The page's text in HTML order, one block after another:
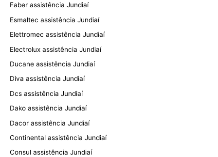
Faber assistência Jundiaí
Esmaltec assistência Jundiaí
Elettromec assistência Jundiaí
Electrolux assistência Jundiaí
Ducane assistência Jundiaí
Diva assistência Jundiaí
Dcs assistência Jundiaí
Dako assistência Jundiaí
Dacor assistência Jundiaí
Continental assistência Jundiaí
Consul assistência Jundiaí